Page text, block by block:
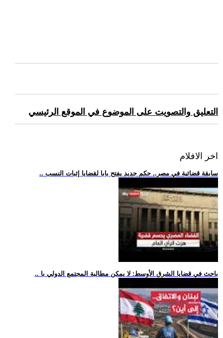
التعليق والتصويت على الموضوع في الموقع الرئيسي
اخر الافلام
.. سابقة قضائية في مصر.. حكم جديد يفتح بابا لقضايا إثبات النسب
.. باحث في قضايا الشرق الأوسط: لا يمكن مطالبة المجتمع الدولي با